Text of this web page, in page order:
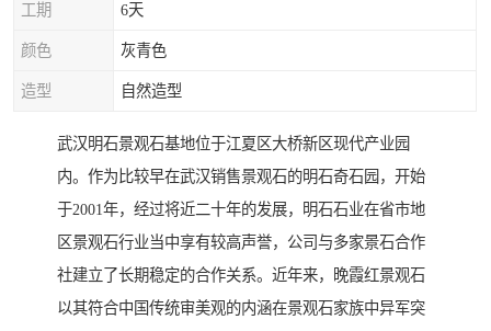
工期 6天
颜色 灰青色
造型 自然造型
武汉明石景观石基地位于江夏区大桥新区现代产业园
内。作为比较早在武汉销售景观石的明石奇石园，开始
于2001年，经过将近二十年的发展，明石石业在省市地
区景观石行业当中享有较高声誉，公司与多家景石合作
社建立了长期稳定的合作关系。近年来，晚霞红景观石
以其符合中国传统审美观的内涵在景观石家族中异军突